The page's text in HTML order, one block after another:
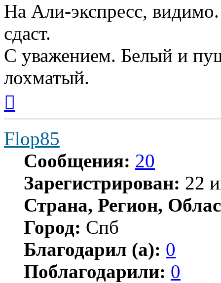
На Али-экспресс,
сдаст.
С уважением. Белый и
лохматый.
началу
Flop85
Сообщения: 20
Зарегистрирован: 22
Страна, Регион,
Город: Спб
Благодарил (а): 0
Поблагодарили: 0